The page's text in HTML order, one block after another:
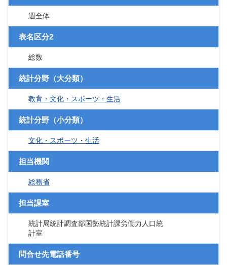
週全体
表名区分2
総数
統計分野（大分類）
教育・文化・スポーツ・生活
統計分野（小分類）
文化・スポーツ・生活
担当機関
総務省
担当課室
統計局統計調査部国勢統計課労働力人口統
計室
問合せ先電話番号